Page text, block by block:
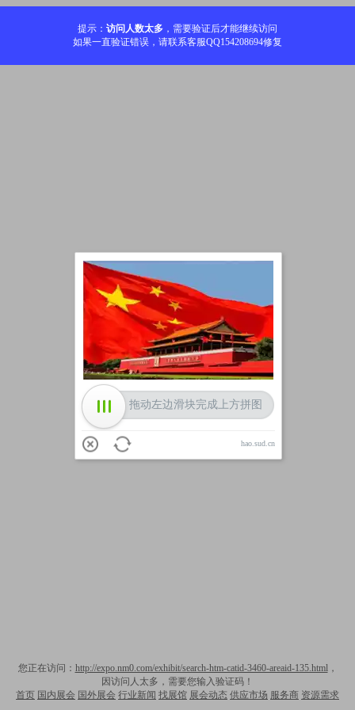
提示： 访问人数太多 ，需要验证后才能继续访问
如果一直验证错误，请联系客服QQ154208694修复
您正在访问： http://expo.nm0.com/exhibit/search-htm-catid-3460-areaid-135.html，
因访问人太多，需要您输入验证码！
首页 国内展会 国外展会 行业新闻 找展馆 展会动态 供应市场 服务商 资源需求
加载中
拖动左边滑块完成上方拼图
hao.sud.cn